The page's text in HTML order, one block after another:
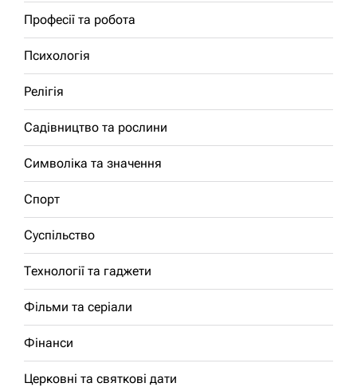
Професії та робота
Психологія
Релігія
Садівництво та рослини
Символіка та значення
Спорт
Суспільство
Технології та гаджети
Фільми та серіали
Фінанси
Церковні та святкові дати